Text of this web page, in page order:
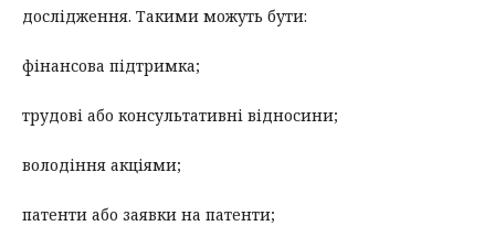
дослідження. Такими можуть бути:
фінансова підтримка;
трудові або консультативні відносини;
володіння акціями;
патенти або заявки на патенти;